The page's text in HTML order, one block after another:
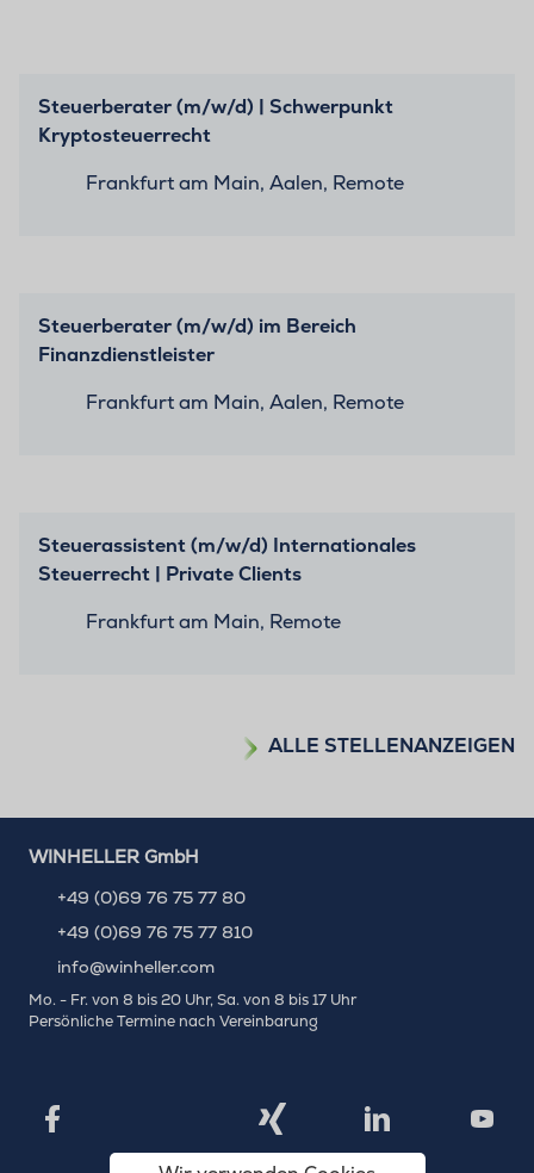
Steuerberater (m/w/d) | Schwerpunkt
Kryptosteuerrecht
Frankfurt am Main, Aalen, Remote
Steuerberater (m/w/d) im Bereich
Finanzdienstleister
Frankfurt am Main, Aalen, Remote
Steuerassistent (m/w/d) Internationales
Steuerrecht | Private Clients
Frankfurt am Main, Remote
ALLE STELLENANZEIGEN
WINHELLER GmbH
+49 (0)69 76 75 77 80
+49 (0)69 76 75 77 810
info@winheller.com
Mo. - Fr. von 8 bis 20 Uhr, Sa. von 8 bis 17 Uhr
Persönliche Termine nach Vereinbarung
Facebook Xing LinkedIn